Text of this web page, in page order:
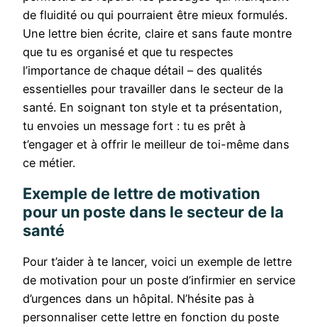
de fluidité ou qui pourraient être mieux formulés.
Une lettre bien écrite, claire et sans faute montre
que tu es organisé et que tu respectes
l’importance de chaque détail – des qualités
essentielles pour travailler dans le secteur de la
santé. En soignant ton style et ta présentation,
tu envoies un message fort : tu es prêt à
t’engager et à offrir le meilleur de toi-même dans
ce métier.
Exemple de lettre de motivation
pour un poste dans le secteur de la
santé
Pour t’aider à te lancer, voici un exemple de lettre
de motivation pour un poste d’infirmier en service
d’urgences dans un hôpital. N’hésite pas à
personnaliser cette lettre en fonction du poste